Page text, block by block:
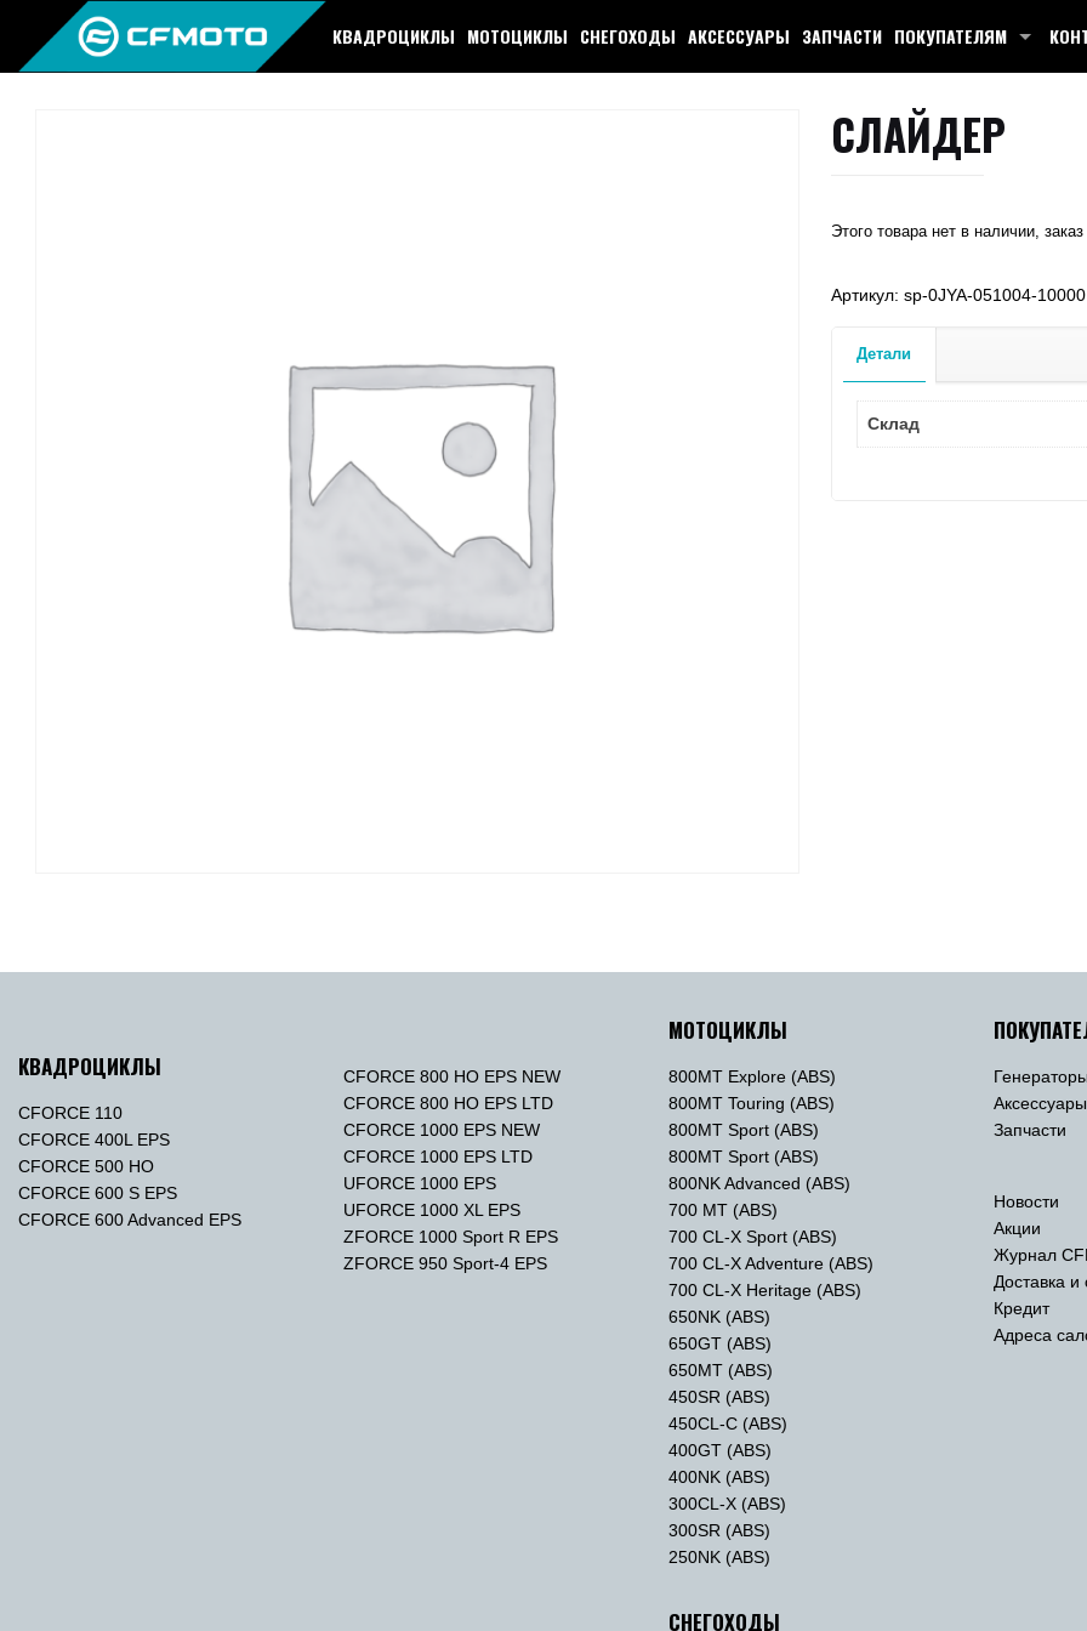
КВАДРОЦИКЛЫ МОТОЦИКЛЫ СНЕГОХОДЫ АКСЕССУАРЫ ЗАПЧАСТИ ПОКУПАТЕЛЯМ
СЛАЙДЕР
Этого товара нет в наличии,
Артикул:sp-0JYA-051004-10000
Детали
Склад
КВАДРОЦИКЛЫ
CFORCE 110
CFORCE 400L EPS
CFORCE 500 HO
CFORCE 600 S EPS
CFORCE 600 Advanced EPS
CFORCE 800 HO EPS NEW
CFORCE 800 HO EPS LTD
CFORCE 1000 EPS NEW
CFORCE 1000 EPS LTD
UFORCE 1000 EPS
UFORCE 1000 XL EPS
ZFORCE 1000 Sport R EPS
ZFORCE 950 Sport-4 EPS
МОТОЦИКЛЫ
800MT Explore (ABS)
800MT Touring (ABS)
800MT Sport (ABS)
800MT Sport (ABS)
800NK Advanced (ABS)
700 MT (ABS)
700 CL-X Sport (ABS)
700 CL-X Adventure (ABS)
700 CL-X Heritage (ABS)
650NK (ABS)
650GT (ABS)
650MT (ABS)
450SR (ABS)
450CL-C (ABS)
400GT (ABS)
400NK (ABS)
300CL-X (ABS)
300SR (ABS)
250NK (ABS)
СНЕГОХОДЫ
Генераторы
Аксессуары
Запчасти
Новости
Акции
Журнал
Доставка и
Кредит
Адреса